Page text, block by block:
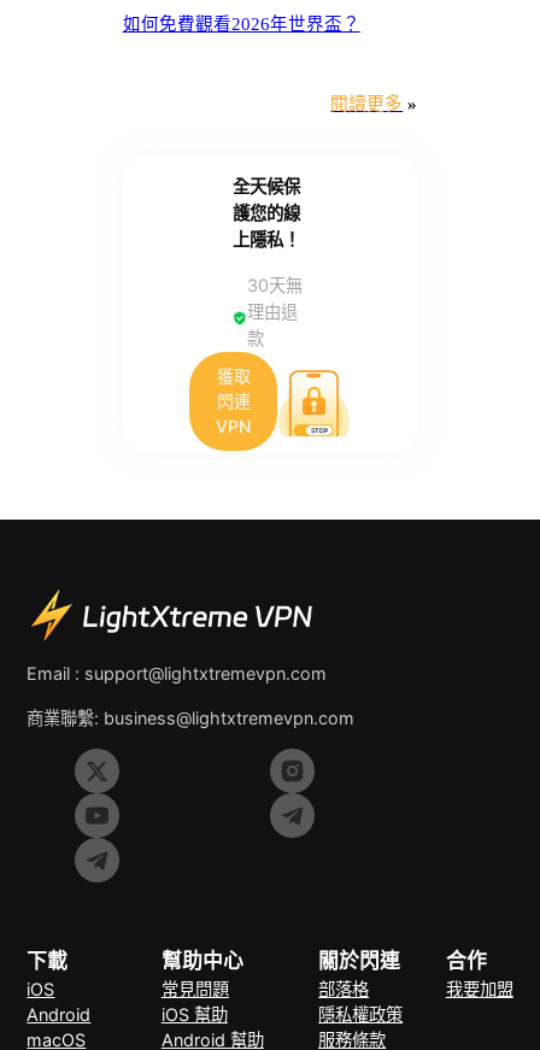
如何免費觀看2026年世界盃？
閱讀更多 »
全天候保
護您的線
上隱私！
30天無
理由退
款
獲取
閃連
VPN
Email : support@lightxtremevpn.com
商業聯繫: business@lightxtremevpn.com
下載
iOS
Android
macOS
幫助中心
常見問題
iOS 幫助
Android 幫助
關於閃連
部落格
隱私權政策
服務條款
合作
我要加盟